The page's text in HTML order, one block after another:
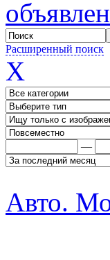
Расширенный поиск
X
—
Авто.